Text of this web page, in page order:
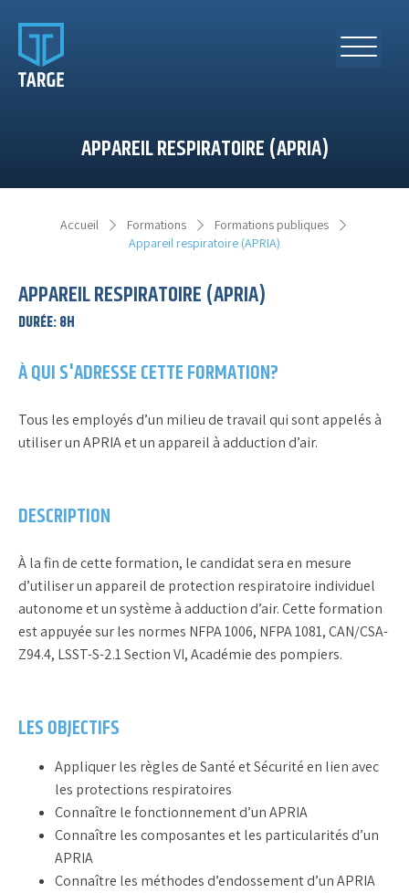
APPAREIL RESPIRATOIRE (APRIA)
Accueil Formations
Formations publiques
Appareil respiratoire (APRIA)
APPAREIL RESPIRATOIRE (APRIA)
DURÉE:8H
À QUI S'ADRESSE CETTE FORMATION?
Tous les employés d’un milieu de travail qui sont appelés à
utiliser un APRIA et un appareil à adduction d’air.
DESCRIPTION
À la fin de cette formation, le candidat sera en mesure
d’utiliser un appareil de protection respiratoire individuel
autonome et un système à adduction d’air. Cette formation
est appuyée sur les normes NFPA 1006, NFPA 1081, CAN/CSA-
Z94.4, LSST-S-2.1 Section VI, Académie des pompiers.
LES OBJECTIFS
Appliquer les règles de Santé et Sécurité en lien avec
les protections respiratoires
Connaître le fonctionnement d’un APRIA
Connaître les composantes et les particularités d’un
APRIA
Connaître les méthodes d’endossement d’un APRIA